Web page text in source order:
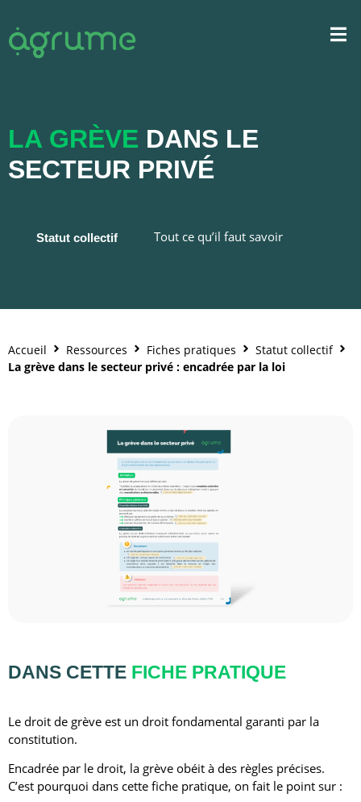
LA GRÈVE DANS LE
SECTEUR PRIVÉ
Statut collectif Tout ce qu’il faut savoir
Accueil Ressources Fiches pratiques
Statut collectif
La grève dans le secteur privé : encadrée par la loi
DANS CETTE FICHE PRATIQUE
Le droit de grève est un droit fondamental garanti par la
constitution.
Encadrée par le droit, la grève obéit à des règles précises.
C’est pourquoi dans cette fiche pratique, on fait le point sur :